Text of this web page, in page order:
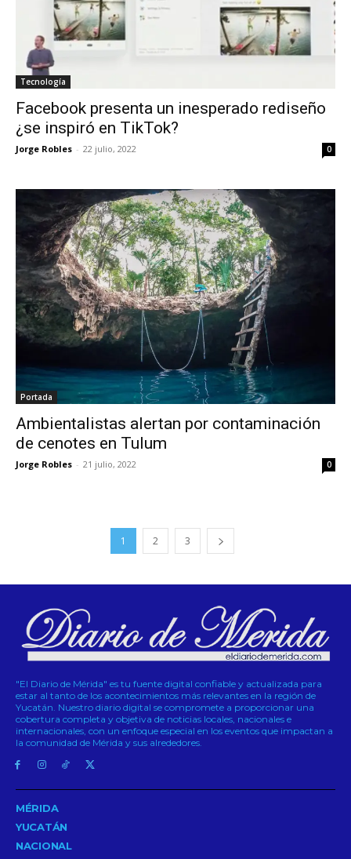
Tecnología
Facebook presenta un inesperado rediseño
¿se inspiró en TikTok?
Jorge Robles - 22 julio, 2022 0
Portada
Ambientalistas alertan por contaminación
de cenotes en Tulum
Jorge Robles - 21 julio, 2022 0
1 2 3
"El Diario de Mérida" es tu fuente digital confiable y actualizada para
estar al tanto de los acontecimientos más relevantes en la región de
Yucatán. Nuestro diario digital se compromete a proporcionar una
cobertura completa y objetiva de noticias locales, nacionales e
internacionales, con un enfoque especial en los eventos que impactan a
la comunidad de Mérida y sus alrededores.
MÉRIDA
YUCATÁN
NACIONAL